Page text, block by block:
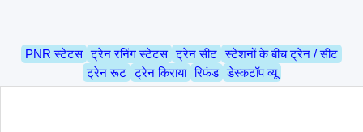
PNR स्टेटस ट्रेन रनिंग स्टेटस ट्रेन सीट स्टेशनों के बीच ट्रेन / सीट
ट्रेन रूट ट्रेन किराया रिफंड डेस्कटॉप व्यू